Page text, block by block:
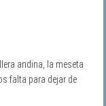
andina, la meseta
falta para dejar de